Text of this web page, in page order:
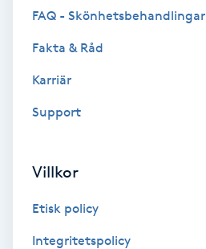
Herrklippning
Hot Stone Massage
FAQ - Skönhetsbehandlingar
Fakta & Råd
Karriär
Support
Villkor
Etisk policy
Integritetspolicy